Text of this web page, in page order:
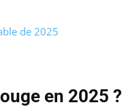
de 2025
en 2025 ?